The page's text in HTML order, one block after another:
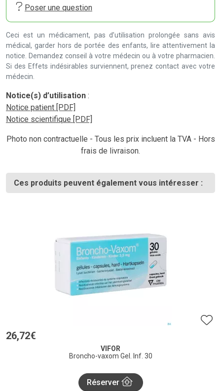
Poser une question
Ceci est un médicament, pas d’utilisation prolongée sans avis
médical, garder hors de portée des enfants, lire attentivement la
notice. Demandez conseil à votre médecin ou à votre pharmacien.
Si des Effets indésirables surviennent, prenez contact avec votre
médecin.
Notice(s) d’utilisation :
Notice patient [PDF]
Notice scientifique [PDF]
Photo non contractuelle - Tous les prix incluent la TVA - Hors
frais de livraison.
Ces produits peuvent également vous intéresser :
26,72€
VIFOR
Broncho-vaxom Gel. Inf. 30
Réserver